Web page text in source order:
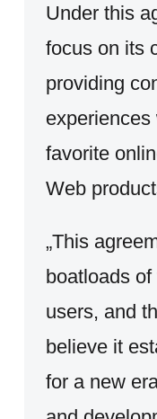
Under this
focus on its
providing
experiences
favorite
Web
„This
boatloads
users, and
believe it
for a new